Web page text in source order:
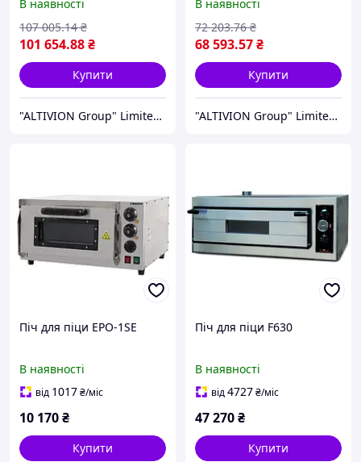
В наявності
101 654.88₴
107 005.14 ₴
Купити
"ALTIVION Group" Limited Liability Company
В наявності
68 593.57₴
72 203.76 ₴
Купити
"ALTIVION Group" Limited Liability Company
Піч для піци EPO-1SE
В наявності
від 1017₴/міс
10 170₴
Купити
Піч для піци F630
В наявності
від4727₴/міс
47 270₴
Купити